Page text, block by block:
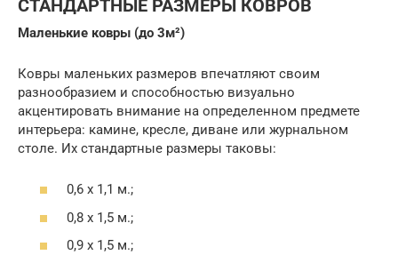
СТАНДАРТНЫЕ РАЗМЕРЫ КОВРОВ
Маленькие ковры (до 3м²)
Ковры маленьких размеров впечатляют своим
разнообразием и способностью визуально
акцентировать внимание на определенном предмете
интерьера: камине, кресле, диване или журнальном
столе. Их стандартные размеры таковы:
0,6 x 1,1 м.;
0,8 x 1,5 м.;
0,9 x 1,5 м.;